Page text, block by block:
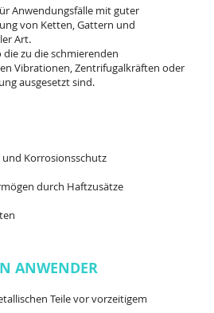
Anwendungsfälle mit guter
von Ketten, Gattern und
Art.
die zu die schmierenden
Vibrationen, Zentrifugalkräften oder
ausgesetzt sind.
und Korrosionsschutz
durch Haftzusätze
ANWENDER
Teile vor vorzeitigem